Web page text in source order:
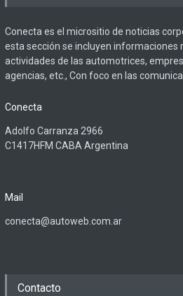
Conecta es el micrositio de noticias
esta sección se incluyen informaciones
actividades de las automotrices,
agencias, etc., Con foco en las
Conecta
Adolfo Carranza 2966
C1417HFM CABA Argentina
Mail
conecta@autoweb.com.ar
Contacto